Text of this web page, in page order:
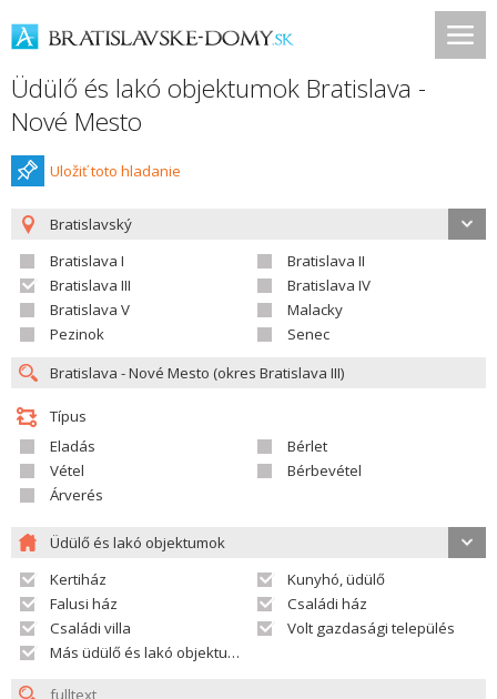
Üdülő és lakó objektumok Bratislava -
Nové Mesto
Uložiť toto hladanie
Bratislavský
Bratislava I
Bratislava II
Bratislava III
Bratislava IV
Bratislava V
Malacky
Pezinok
Senec
Típus
Eladás
Bérlet
Vétel
Bérbevétel
Árverés
Üdülő és lakó objektumok
Kertiház
Kunyhó, üdülő
Falusi ház
Családi ház
Családi villa
Volt gazdasági település
Más üdülő és lakó objektumok